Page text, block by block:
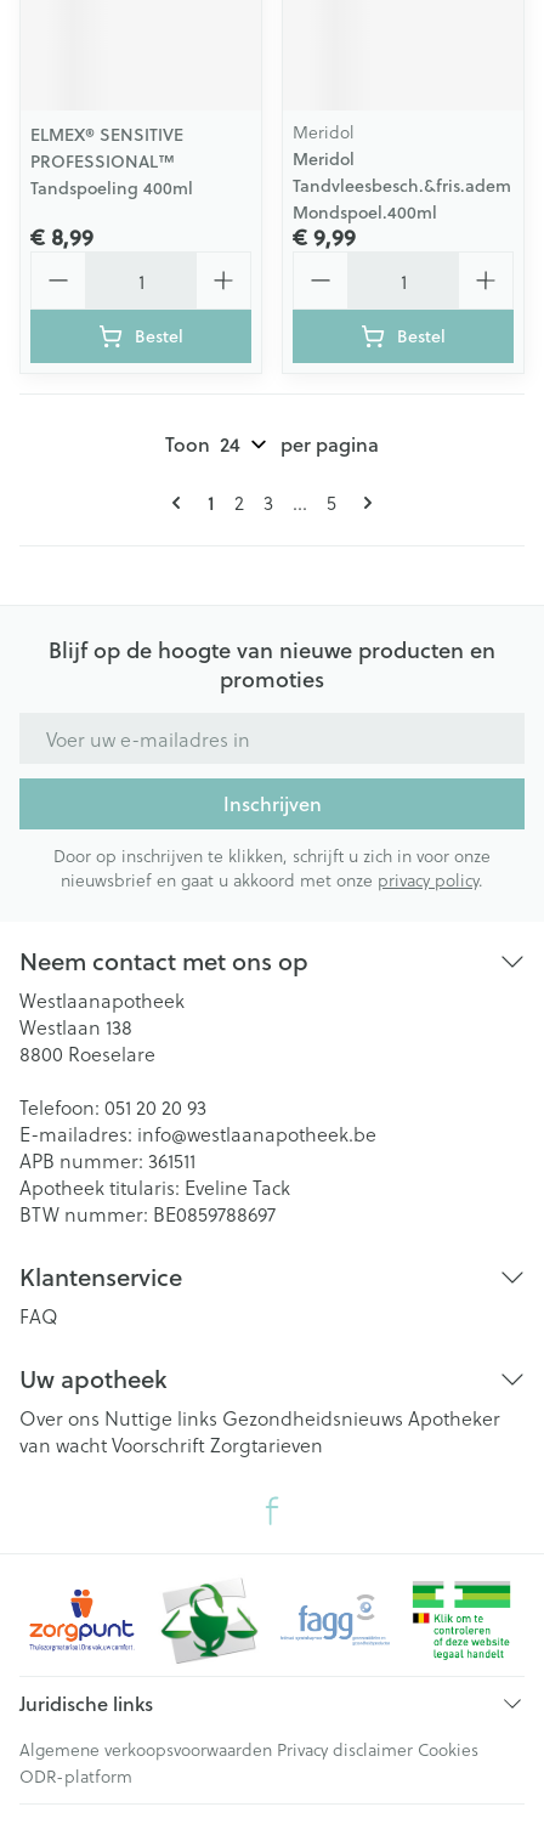
ELMEX® SENSITIVE
PROFESSIONAL™
Tandspoeling 400ml
€ 8,99
Bestel
Meridol
Meridol
Tandvleesbesch.&fris.adem
Mondspoel.400ml
€ 9,99
Bestel
Pagina's
U lees momenteel pagina
1 Pagina
2 Pagina
3 ... Pagina
5
Toon per pagina
Blijf op de hoogte van nieuwe producten en
promoties
Inschrijven
Door op inschrijven te klikken, schrijft u zich in voor onze
nieuwsbrief en gaat u akkoord met onze privacy policy.
Neem contact met ons op
Westlaanapotheek
Westlaan 138
8800 Roeselare
Telefoon: 051 20 20 93
E-mailadres: info@westlaanapotheek.be
APB nummer: 361511
Apotheek titularis: Eveline Tack
BTW nummer: BE0859788697
Klantenservice
FAQ
Uw apotheek
Over ons Nuttige links Gezondheidsnieuws Apotheker
van wachtVoorschriftZorgtarieven
Juridische links
Algemene verkoopsvoorwaarden Privacy disclaimer Cookies
ODR-platform